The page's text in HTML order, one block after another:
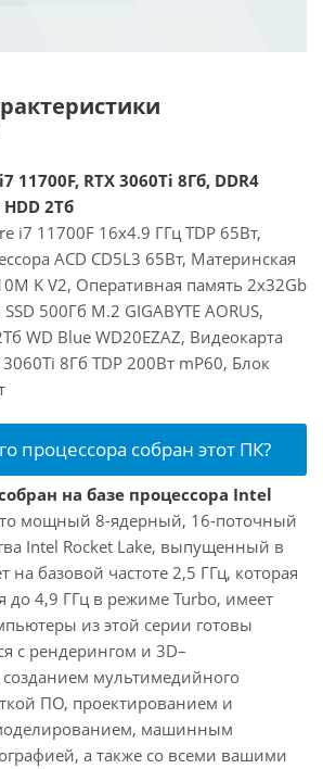
11700F, RTX 3060Ti 8Гб, DDR4
HDD 2Тб
i7 11700F 16x4.9 ГГц TDP 65Вт,
ACD CD5L3 65Вт, Материнская
K V2, Оперативная память 2x32Gb
500Гб M.2 GIGABYTE AORUS,
WD Blue WD20EZAZ, Видеокарта
3060Ti 8Гб TDP 200Вт mP60, Блок
процессора собран этот ПК?
на базе процессора Intel
мощный 8-ядерный, 16-поточный
Intel Rocket Lake, выпущенный в
на базовой частоте 2,5 ГГц, которая
до 4,9 ГГц в режиме Turbo, имеет
из этой серии готовы
с рендерингом и 3D–
мультимедийного
ПО, проектированием и
машинным
а также со всеми вашими